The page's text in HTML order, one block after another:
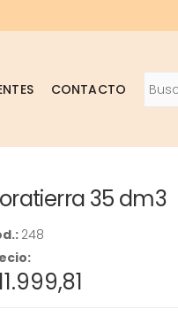
CONTACTO
35 dm3
248